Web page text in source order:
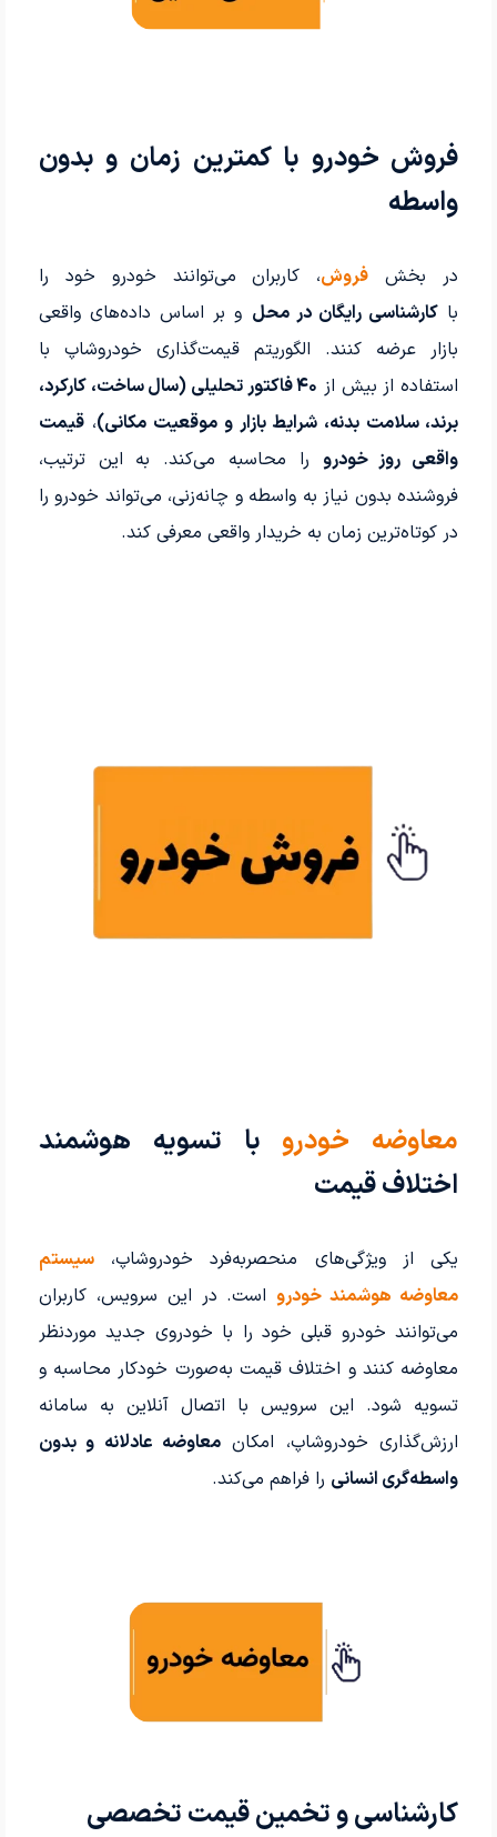
فروش خودرو با کمترین زمان و بدون
واسطه
در بخش فروش، کاربران می‌توانند خودرو خود را
با کارشناسی رایگان در محل و بر اساس داده‌های واقعی
بازار عرضه کنند. الگوریتم قیمت‌گذاری خودروشاپ با
استفاده از بیش از
۴۰ فاکتور تحلیلی (سال ساخت، کارکرد،
برند، سلامت بدنه، شرایط بازار و موقعیت مکانی)،قیمت
واقعی روز خودرو را محاسبه می‌کند. به این ترتیب،
فروشنده بدون نیاز به واسطه و چانه‌زنی، می‌تواند خودرو را
در کوتاه‌ترین زمان به خریدار واقعی معرفی کند.
معاوضه خودروبا تسویه هوشمند
اختلاف قیمت
یکی از ویژگی‌های منحصربه‌فرد خودروشاپ،سیستم
معاوضه هوشمند خودرواست. در این سرویس، کاربران
می‌توانند خودرو قبلی خود را با خودروی جدید موردنظر
معاوضه کنند و اختلاف قیمت به‌صورت خودکار محاسبه و
تسویه شود. این سرویس با اتصال آنلاین به سامانه
ارزش‌گذاری خودروشاپ، امکان معاوضه عادلانه و بدون
واسطه‌گری انسانی را فراهم می‌کند.
کارشناسی و تخمین قیمت تخصصی